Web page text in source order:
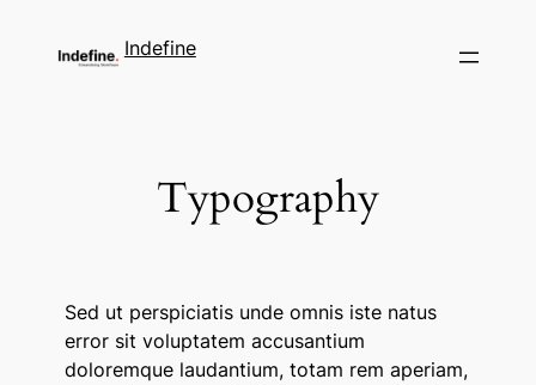
Indefine
Typography
Sed ut perspiciatis unde omnis iste natus
error sit voluptatem accusantium
doloremque laudantium, totam rem aperiam,